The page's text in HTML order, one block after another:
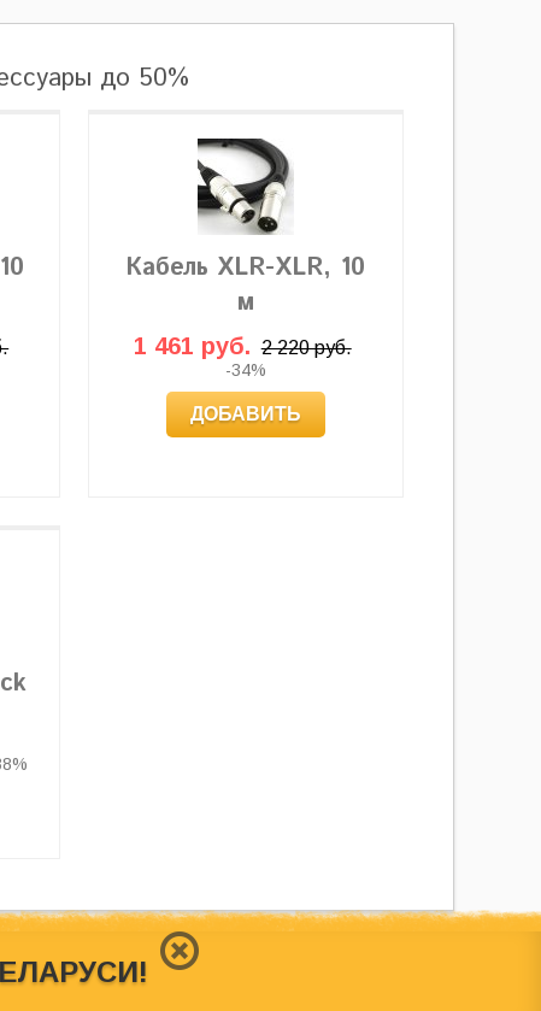
до 50%
Кабель XLR-XLR, 10
м
1 461 руб. 2 220 руб.
-34%
ДОБАВИТЬ
носит исключительно информационный характер и